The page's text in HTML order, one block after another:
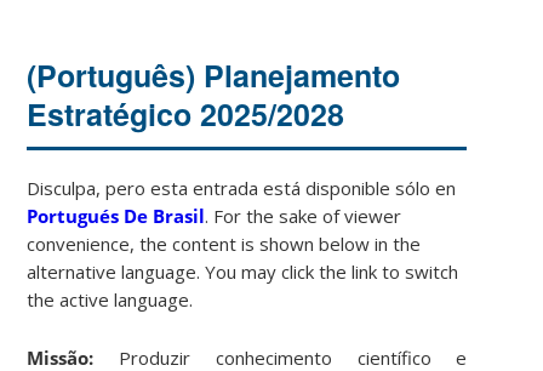
(Português) Planejamento
Estratégico 2025/2028
Disculpa, pero esta entrada está disponible sólo en
Portugués De Brasil. For the sake of viewer
convenience, the content is shown below in the
alternative language. You may click the link to switch
the active language.
Missão: Produzir conhecimento científico e